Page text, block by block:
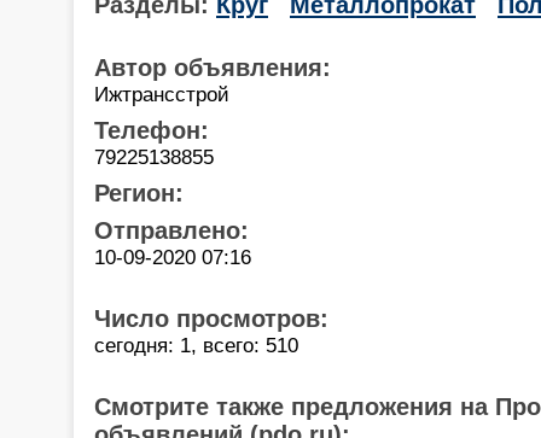
Автор объявления:
Ижтрансстрой
Телефон:
79225138855
Регион:
Отправлено:
10-09-2020 07:16
Число просмотров:
сегодня: 1, всего: 510
Смотрите также предложения на